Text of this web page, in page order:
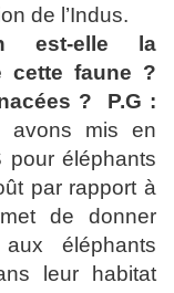
de l’Indus.
est-elle la
cette faune ?
?
P.G :
avons mis en
pour éléphants
par rapport à
de donner
éléphants
leur habitat